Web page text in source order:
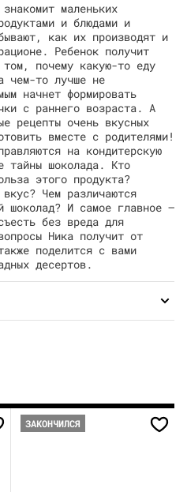
маленьких
и блюдами и
как их производят и
Ребенок получит
почему какую-то еду
чем-то лучше не
начнет формировать
с раннего возраста. А
рецепты очень вкусных
вместе с родителями!
на кондитерскую
тайны шоколада. Кто
этого продукта?
Чем различаются
шоколад? И самое главное —
без вреда для
Ника получит от
поделится с вами
десертов.
ЗАКОНЧИЛСЯ